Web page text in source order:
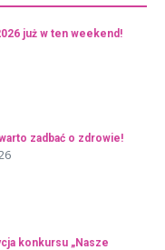
już w ten weekend!
zadbać o zdrowie!
konkursu „Nasze